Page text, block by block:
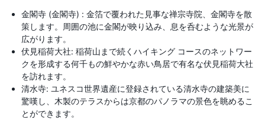
金閣寺 (金閣寺) : 金箔で覆われた見事な禅宗寺院、金閣寺を散
策します。周囲の池に金閣が映り込み、息を呑むような光景が
広がります。
伏見稲荷大社: 稲荷山まで続くハイキング コースのネットワー
クを形成する何千もの鮮やかな赤い鳥居で有名な伏見稲荷大社
を訪れます。
清水寺: ユネスコ世界遺産に登録されている清水寺の建築美に
驚嘆し、木製のテラスからは京都のパノラマの景色を眺めるこ
とができます。